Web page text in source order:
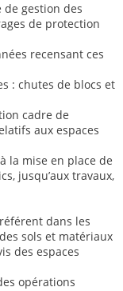
gestion des
de protection
recensant ces
: chutes de blocs et
cadre de
aux espaces
la mise en place de
jusqu’aux travaux,
dans les
sols et matériaux
des espaces
opérations